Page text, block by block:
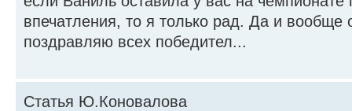
впечатления, то я только рад. Да и вообще
поздравляю всех победител...
Статья Ю.Коновалова